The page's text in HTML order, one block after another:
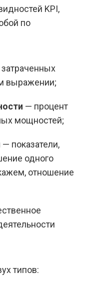
KPI,
по
выражении;
— процент
мощностей;
— показатели,
одного
отношение
типов: